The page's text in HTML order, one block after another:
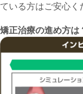
ている方はご安心く
矯正治療の進め方は